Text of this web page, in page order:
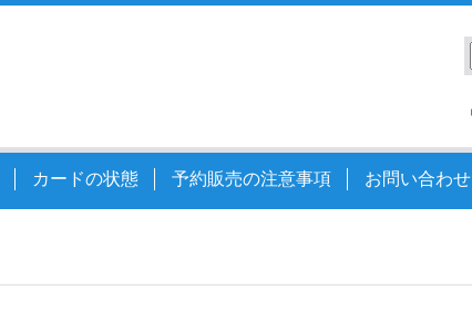
カードの状態 予約販売の注意事項 お問い合わせ